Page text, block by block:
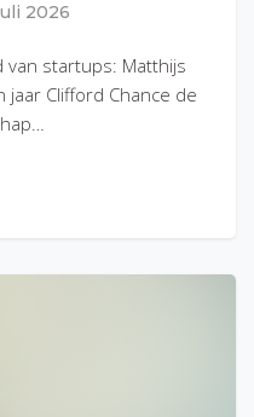
2026
van startups: Matthijs
jaar Clifford Chance de